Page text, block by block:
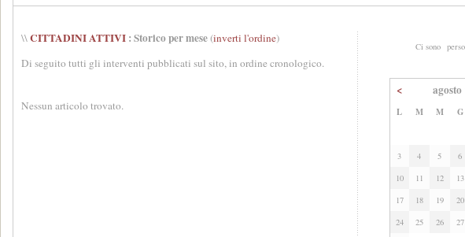
\\CITTADINI ATTIVI : Storico per mese(inverti l'ordine)
Di seguito tutti gli interventi pubblicati sul sito, in ordine cronologico.
Nessun articolo trovato.
Ci sono
< agosto
L M M G
3
4 5 6
10
11 12 13
17
18 19 20
24
25 26 27